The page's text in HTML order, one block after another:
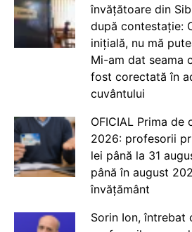
învățătoare din
după contestație:
inițială, nu mă
Mi-am dat seama
fost corectată în
cuvântului
OFICIAL Prima de
2026: profesorii
lei până la 31
până în august
învățământ
Sorin Ion, întrebat